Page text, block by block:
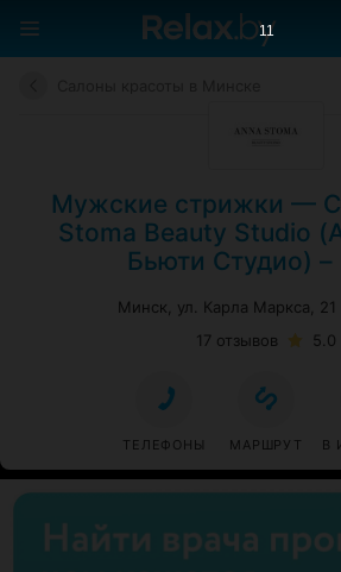
Мужские стрижки —
Stoma Beauty Studio
Бьюти Студио)
Минск, ул. Карла Маркса, 21
17 отзывов
5.0
ТЕЛЕФОНЫ МАРШРУТ В
11